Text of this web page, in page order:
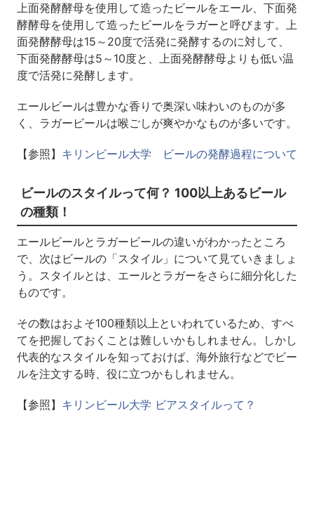
上面発酵酵母を使用して造ったビールをエール、下面発
酵酵母を使用して造ったビールをラガーと呼びます。上
面発酵酵母は15～20度で活発に発酵するのに対して、
下面発酵酵母は5～10度と、上面発酵酵母よりも低い温
度で活発に発酵します。
エールビールは豊かな香りで奥深い味わいのものが多
く、ラガービールは喉ごしが爽やかなものが多いです。
【参照】 キリンビール大学 ビールの発酵過程について
ビールのスタイルって何？ 100以上あるビール
の種類！
エールビールとラガービールの違いがわかったところ
で、次はビールの「スタイル」について見ていきましょ
う。スタイルとは、エールとラガーをさらに細分化した
ものです。
その数はおよそ100種類以上といわれているため、すべ
てを把握しておくことは難しいかもしれません。しかし
代表的なスタイルを知っておけば、海外旅行などでビー
ルを注文する時、役に立つかもしれません。
【参照】 キリンビール大学 ビアスタイルって？